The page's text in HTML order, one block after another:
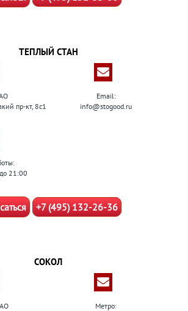
ТЕПЛЫЙ СТАН
пр-кт, 8с1
Email:
info@stogood.ru
21:00
+7 (495) 132-26-36
СОКОЛ
Метро: